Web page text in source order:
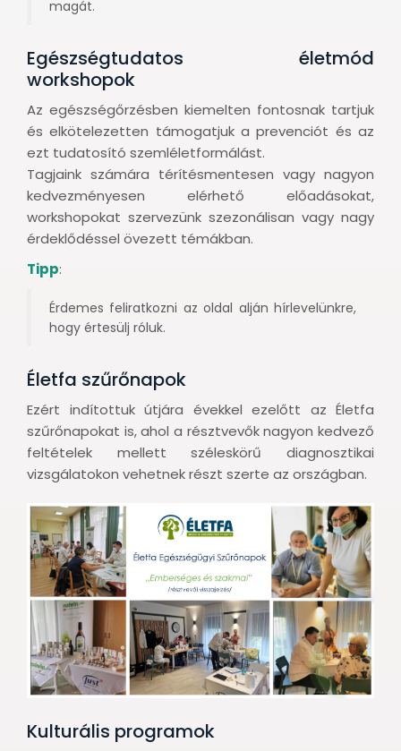
magát.
Egészségtudatos életmód
workshopok
Az egészségőrzésben kiemelten fontosnak tartjuk
és elkötelezetten támogatjuk a prevenciót és az
ezt tudatosító szemléletformálást.
Tagjaink számára térítésmentesen vagy nagyon
kedvezményesen elérhető előadásokat,
workshopokat szervezünk szezonálisan vagy nagy
érdeklődéssel övezett témákban.
Tipp:
Érdemes feliratkozni az oldal alján hírlevelünkre,
hogy értesülj róluk.
Életfa szűrőnapok
Ezért indítottuk útjára évekkel ezelőtt az Életfa
szűrőnapokat is, ahol a résztvevők nagyon kedvező
feltételek mellett széleskörű diagnosztikai
vizsgálatokon vehetnek részt szerte az országban.
Kulturális programok